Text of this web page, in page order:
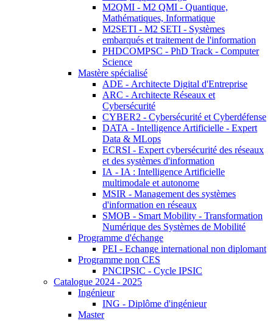
M2QMI - M2 QMI - Quantique,
Mathématiques, Informatique
M2SETI - M2 SETI - Systèmes
embarqués et traitement de l'information
PHDCOMPSC - PhD Track - Computer
Science
Mastère spécialisé
ADE - Architecte Digital d'Entreprise
ARC - Architecte Réseaux et
Cybersécurité
CYBER2 - Cybersécurité et Cyberdéfense
DATA - Intelligence Artificielle - Expert
Data & MLops
ECRSI - Expert cybersécurité des réseaux
et des systèmes d'information
IA - IA : Intelligence Artificielle
multimodale et autonome
MSIR - Management des systèmes
d'information en réseaux
SMOB - Smart Mobility - Transformation
Numérique des Systèmes de Mobilité
Programme d'échange
PEI - Echange international non diplomant
Programme non CES
PNCIPSIC - Cycle IPSIC
Catalogue 2024 - 2025
Ingénieur
ING - Diplôme d'ingénieur
Master